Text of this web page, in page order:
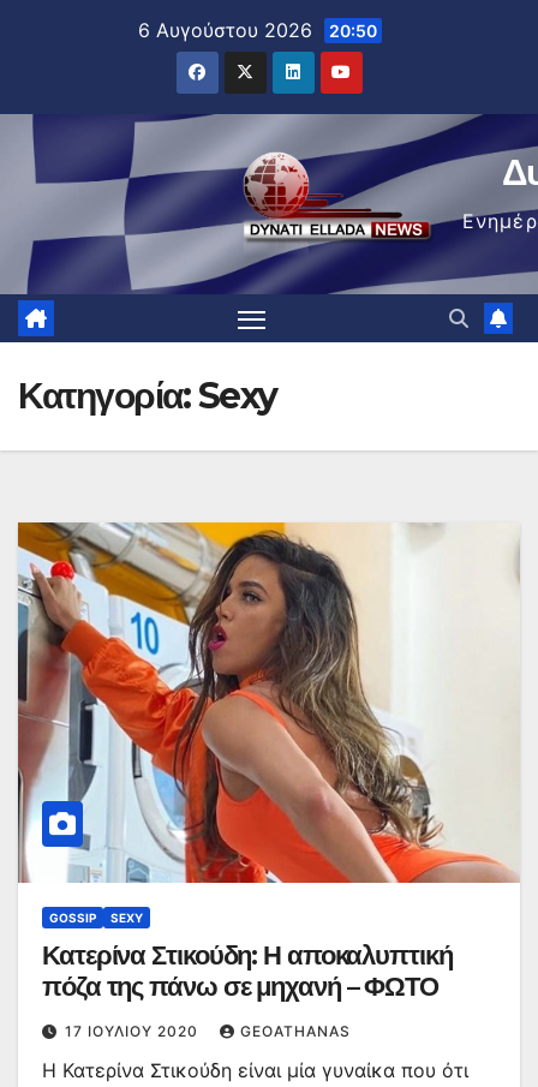
6 Αυγούστου 2026 20:50
Κατηγορία:Sexy
GOSSIP SEXY
Κατερίνα Στικούδη: Η αποκαλυπτική
πόζα της πάνω σε μηχανή – ΦΩΤΟ
17 ΙΟΥΛΊΟΥ 2020 GEOATHANAS
Η Κατερίνα Στικούδη είναι μία γυναίκα που ότι